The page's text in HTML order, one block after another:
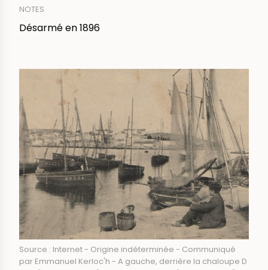
NOTES
Désarmé en 1896
Source : Internet - Origine indéterminée - Communiqué
par Emmanuel Kerloc'h - A gauche, derrière la chaloupe D